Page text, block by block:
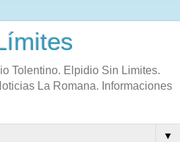
Tolentino. Elpidio Sin Limites.
La Romana. Informaciones
▼